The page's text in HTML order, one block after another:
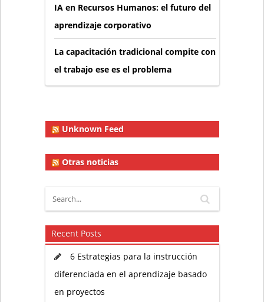
IA en Recursos Humanos: el futuro del
aprendizaje corporativo
La capacitación tradicional compite con
el trabajo ese es el problema
Unknown Feed
Otras noticias
Recent Posts
6 Estrategias para la instrucción
diferenciada en el aprendizaje basado
en proyectos